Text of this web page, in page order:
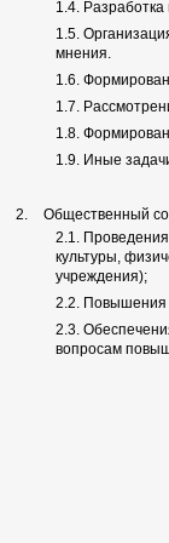
1.4.
1.5.
мнения.
1.6.
1.7.
1.8.
1.9. Иные
Общественный
2.1.
культуры,
учреждения);
2.2. Повышения
2.3.
вопросам